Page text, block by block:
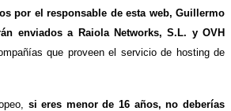
por el responsable de esta web, Guillermo
enviados a Raiola Networks, S.L. y OVH
que proveen el servicio de hosting de
si eres menor de 16 años, no deberías